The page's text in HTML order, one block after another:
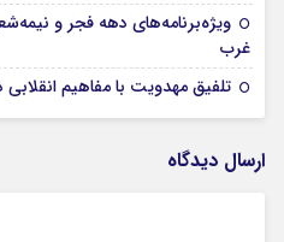
غرب
تلفیق مهدویت با مفاهیم
ارسال دیدگاه